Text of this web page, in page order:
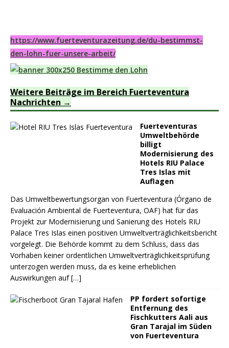
https://www.fuerteventurazeitung.de/du-bestimmst-
den-lohn-fuer-unsere-arbeit/
Weitere Beiträge im Bereich Fuerteventura
Nachrichten
Fuerteventuras
Umweltbehörde
billigt
Modernisierung des
Hotels RIU Palace
Tres Islas mit
Auflagen
Das Umweltbewertungsorgan von Fuerteventura (Órgano de
Evaluación Ambiental de Fuerteventura, OAF) hat für das
Projekt zur Modernisierung und Sanierung des Hotels RIU
Palace Tres Islas einen positiven Umweltverträglichkeitsbericht
vorgelegt. Die Behörde kommt zu dem Schluss, dass das
Vorhaben keiner ordentlichen Umweltverträglichkeitsprüfung
unterzogen werden muss, da es keine erheblichen
Auswirkungen auf[…]
PP fordert sofortige
Entfernung des
Fischkutters Aali aus
Gran Tarajal im Süden
von Fuerteventura